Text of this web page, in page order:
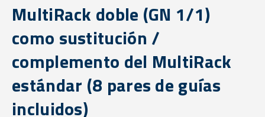
MultiRack doble (GN 1/1)
como sustitución /
complemento del MultiRack
estándar (8 pares de guías
incluidos)